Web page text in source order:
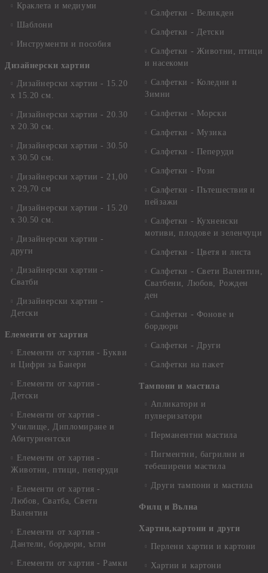
Краклета и медиуми
Шаблони
Инструменти и пособия
Дизайнерски хартии
Дизайнерски хартии - 15.20
х 15.20 см.
Дизайнерски хартии - 20.30
х 20.30 см.
Дизайнерски хартии - 30.50
х 30.50 см.
Дизайнерски хартии - 21,00
х 29,70 см
Дизайнерски хартии - 15.20
x 30.50 см.
Дизайнерски хартии -
други
Дизайнерски хартии -
Сватби
Дизайнерски хартии -
Детски
Елементи от хартия
Елементи от хартия - Букви
и Цифри за Банери
Елементи от хартия -
Детски
Елементи от хартия -
Училище, Дипломиране и
Абитуриентски
Елементи от хартия -
Животни, птици, пеперуди
Елементи от хартия -
Любов, Сватба, Свети
Валентин
Елементи от хартия -
Дантели, бордюри, ъгли
Елементи от хартия - Рамки
Салфетки - Великден
Салфетки - Детски
Салфетки - Животни, птици
и насекоми
Салфетки - Коледни и
Зимни
Салфетки - Морски
Салфетки - Музика
Салфетки - Пеперуди
Салфетки - Рози
Салфетки - Пътешествия и
пейзажи
Салфетки - Кухненски
мотиви, плодове и зеленчуци
Салфетки - Цветя и листа
Салфетки - Свети Валентин,
Сватбени, Любов, Рожден
ден
Салфетки - Фонове и
бордюри
Салфетки - Други
Салфетки на пакет
Тампони и мастила
Апликатори и
пулверизатори
Перманентни мастила
Пигментни, багрилни и
тебеширени мастила
Други тампони и мастила
Филц и Вълна
Хартии,картони и други
Перлени хартии и картони
Хартии и картони